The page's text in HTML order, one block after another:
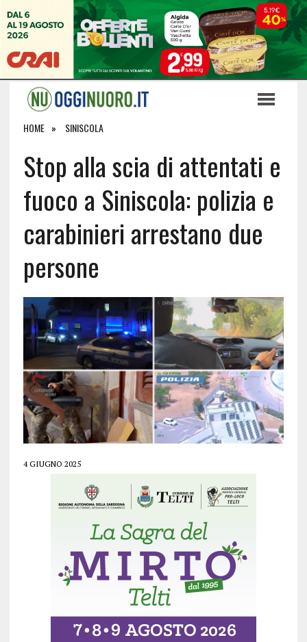
HOME SINISCOLA
Stop alla scia di attentati e
fuoco a Siniscola: polizia e
carabinieri arrestano due
persone
4 GIUGNO 2025